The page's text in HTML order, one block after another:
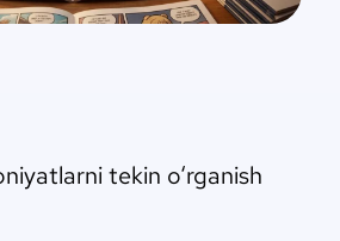
tekin o‘rganish